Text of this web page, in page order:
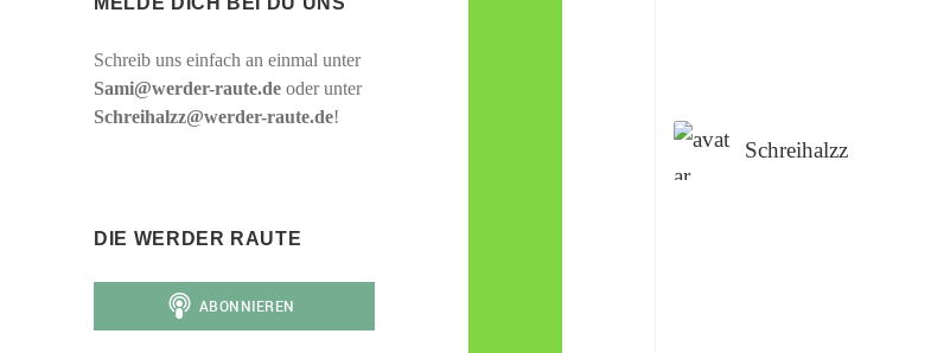
Schreib uns einfach an einmal unter
Sami@werder-raute.de oder unter
Schreihalzz@werder-raute.de!
DIE WERDER RAUTE
Schreihalzz